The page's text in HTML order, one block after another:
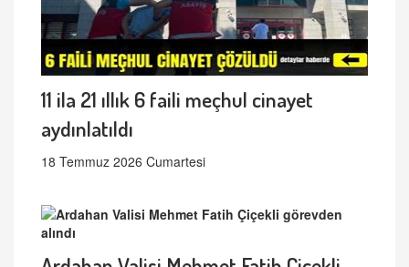
11 ila 21 ıllık 6 faili meçhul cinayet
aydınlatıldı
18 Temmuz 2026 Cumartesi